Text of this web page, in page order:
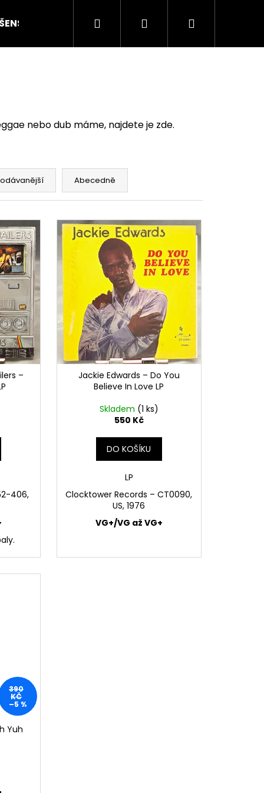
HODNOCENÍ STAVU O NÁS
Hledat PřihlášeníNákupní
nebo dub máme, najdete je zde.
Abecedně
–
406,
Jackie Edwards – Do You
Believe In Love LP
Skladem (1 ks)
550 Kč
DO KOŠÍKU
LP
Clocktower Records – CT0090,
US, 1976
VG+/VG až VG+
390
KČ
–5 %
Yuh
Následující
AT THE GATES